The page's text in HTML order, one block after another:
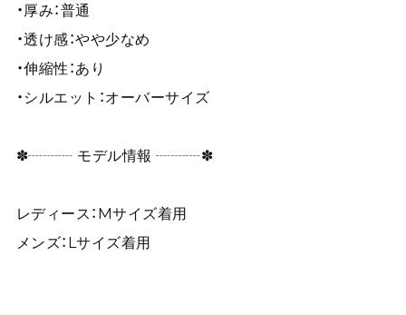
・厚み：普通
・透け感：やや少なめ
・伸縮性：あり
・シルエット：オーバーサイズ
✽┈┈┈ モデル情報 ┈┈┈✽
レディース：Mサイズ着用
メンズ：Lサイズ着用